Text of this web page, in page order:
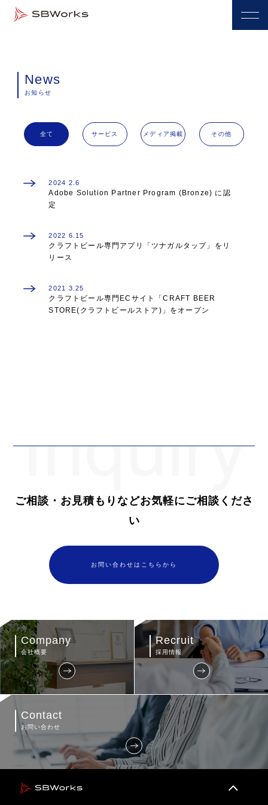
News
お知らせ
全て サービス メディア掲載 その他
2024 2.6
Adobe Solution Partner Program (Bronze) に認
定
2022 6.15
クラフトビール専門アプリ「ツナガルタップ」をリ
リース
2021 3.25
クラフトビール専門ECサイト「CRAFT BEER
STORE(クラフトビールストア)」をオープン
ご相談・お見積もりなどお気軽にご相談くださ
い
お問い合わせはこちらから
Company
会社概要
Recruit
採用情報
Contact
お問い合わせ